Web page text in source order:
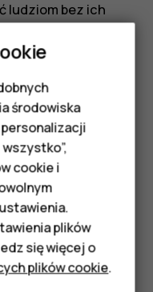
ludziom bez ich
jest
to nie możesz
wiąże
środowiska
cookie i
plików
się więcej o
plików cookie.